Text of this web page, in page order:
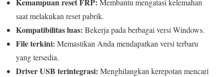
Membantu mengatasi kelemahan
saat melakukan reset pabrik.
Kompatibilitas luas: Bekerja pada berbagai versi Windows.
File terkini: Memastikan Anda mendapatkan versi terbaru
yang tersedia.
Driver USB terintegrasi: Menghilangkan kerepotan mencari